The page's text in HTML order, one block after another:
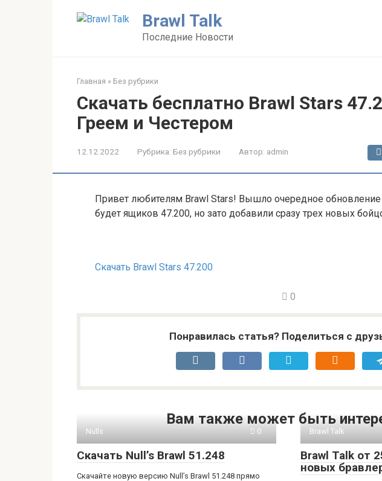
Brawl Talk
Последние Новости
Главная » Без рубрики
Скачать бесплатно Brawl Stars
Греем и Честером
12.12.2022 Рубрика: Без рубрики Автор: admin
Привет любителям Brawl Stars! Вышло очередное
будет ящиков 47.200, но зато добавили сразу трех новых
Скачать Brawl Stars 47.200
0
Понравилась статья? Поделиться с
Вам также может быть
Nulls 0
Скачать Null’s Brawl 51.248
Скачайте новую версию Null’s Brawl 51.248 прямо
Brawl Talk
Brawl Talk от
новых